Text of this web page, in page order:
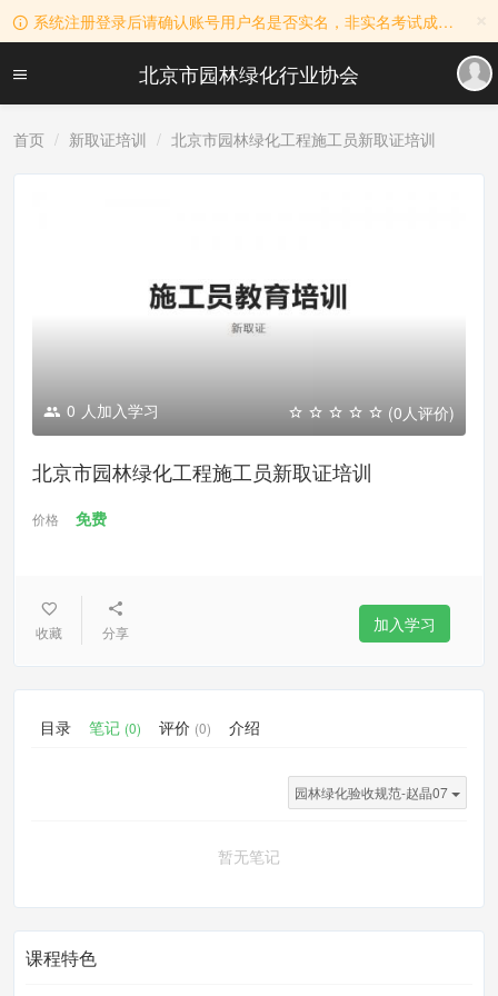
系统注册登录后请确认账号用户名是否实名，非实名考试成绩无效！用户名实名规则：真实姓名+公司名称。
北京市园林绿化行业协会
首页 新取证培训 北京市园林绿化工程施工员新取证培训
0 人加入学习 (0人评价)
北京市园林绿化工程施工员新取证培训
价格 免费
收藏 分享 加入学习
目录 笔记 (0) 评价 (0) 介绍
园林绿化验收规范-赵晶07
暂无笔记
课程特色